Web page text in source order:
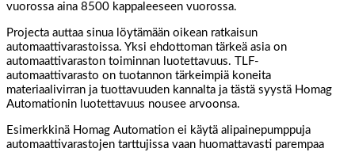
vuorossa aina 8500 kappaleeseen vuorossa.
Projecta auttaa sinua löytämään oikean ratkaisun
automaattivarastoissa. Yksi ehdottoman tärkeä asia on
automaattivaraston toiminnan luotettavuus. TLF-
automaattivarasto on tuotannon tärkeimpiä koneita
materiaalivirran ja tuottavuuden kannalta ja tästä syystä Homag
Automationin luotettavuus nousee arvoonsa.
Esimerkkinä Homag Automation ei käytä alipainepumppuja
automaattivarastojen tarttujissa vaan huomattavasti parempaa